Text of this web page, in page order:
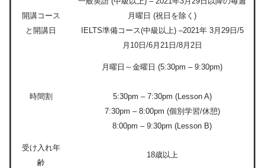
開講コース
と開講日
月曜日 (祝日を除く)
IELTS準備コース(中級以上) –2021年 3月29日/5
月10日/6月21日/8月2日
時間割
月曜日～金曜日 (5:30pm – 9:30pm)
5:30pm – 7:30pm (Lesson A)
7:30pm – 8:00pm (個別学習/休憩)
8:00pm – 9:30pm (Lesson B)
受け入れ年
齢
18歳以上